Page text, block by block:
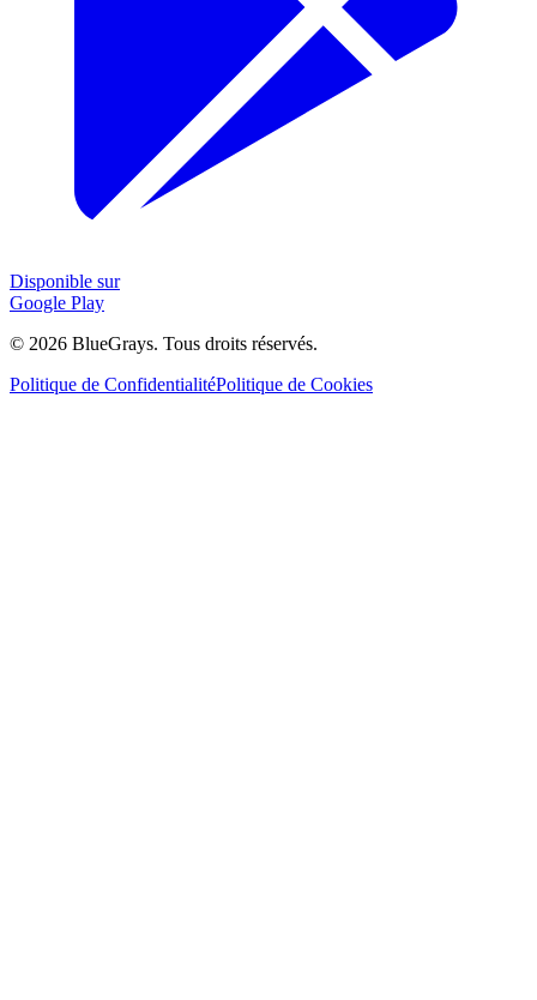
Disponible sur
Google Play
© 2026 BlueGrays. Tous droits réservés.
Politique de ConfidentialitéPolitique de Cookies